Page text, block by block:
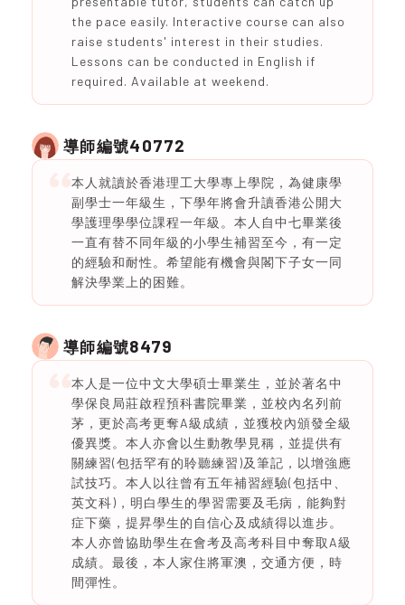
the pace easily. Interactive course can also
raise students' interest in their studies.
Lessons can be conducted in English if
required. Available at weekend.
導師編號40772
本人就讀於香港理工大學專上學院，為健康學
副學士一年級生，下學年將會升讀香港公開大
學護理學學位課程一年級。本人自中七畢業後
一直有替不同年級的小學生補習至今，有一定
的經驗和耐性。希望能有機會與閣下子女一同
解決學業上的困難。
導師編號8479
本人是一位中文大學碩士畢業生，並於著名中
學保良局莊啟程預科書院畢業，並校內名列前
茅，更於高考更奪A級成績，並獲校內頒發全級
優異獎。本人亦會以生動教學見稱，並提供有
關練習(包括罕有的聆聽練習)及筆記，以增強應
試技巧。本人以往曾有五年補習經驗(包括中、
英文科)，明白學生的學習需要及毛病，能夠對
症下藥，提昇學生的自信心及成績得以進步。
本人亦曾協助學生在會考及高考科目中奪取A級
成績。最後，本人家住將軍澳，交通方便，時
間彈性。